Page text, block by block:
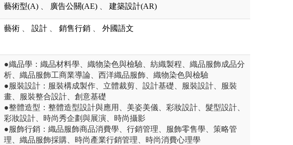
藝術型(A) 廣告公關(AE) 建築設計(AR)
藝術 設計 銷售行銷 外國語文
●織品學：織品材料學、織物染色與檢驗、紡織製程、織品服飾成品分
析、織品服飾工商業導論、西洋織品服飾、織物染色與檢驗
●服裝設計：服裝構成製作、立體裁剪、設計基礎、服裝設計、服裝
畫、服裝整合設計、創意基礎
●整體造型：整體造型設計與應用、美姿美儀、彩妝設計、髮型設計、
彩妝設計、時尚秀企劃與展演、時尚攝影
●服飾行銷：織品服飾商品消費學、行銷管理、服飾零售學、策略管
理、織品服飾採購、時尚產業行銷管理、時尚消費心理學